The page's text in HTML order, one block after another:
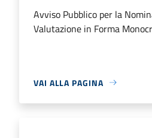
Avviso Pubblico per la
Valutazione in Forma
VAI ALLA PAGINA